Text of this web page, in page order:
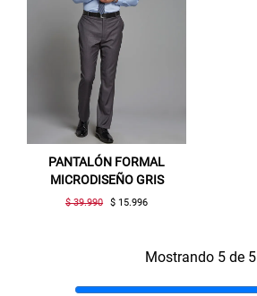
PANTALÓN FORMAL
MICRODISEÑO GRIS
$ 39.990 $ 15.996
Mostrando 5 de 5